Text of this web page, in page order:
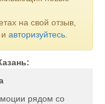
на свой отзыв,
и авторизуйтесь
рядом со